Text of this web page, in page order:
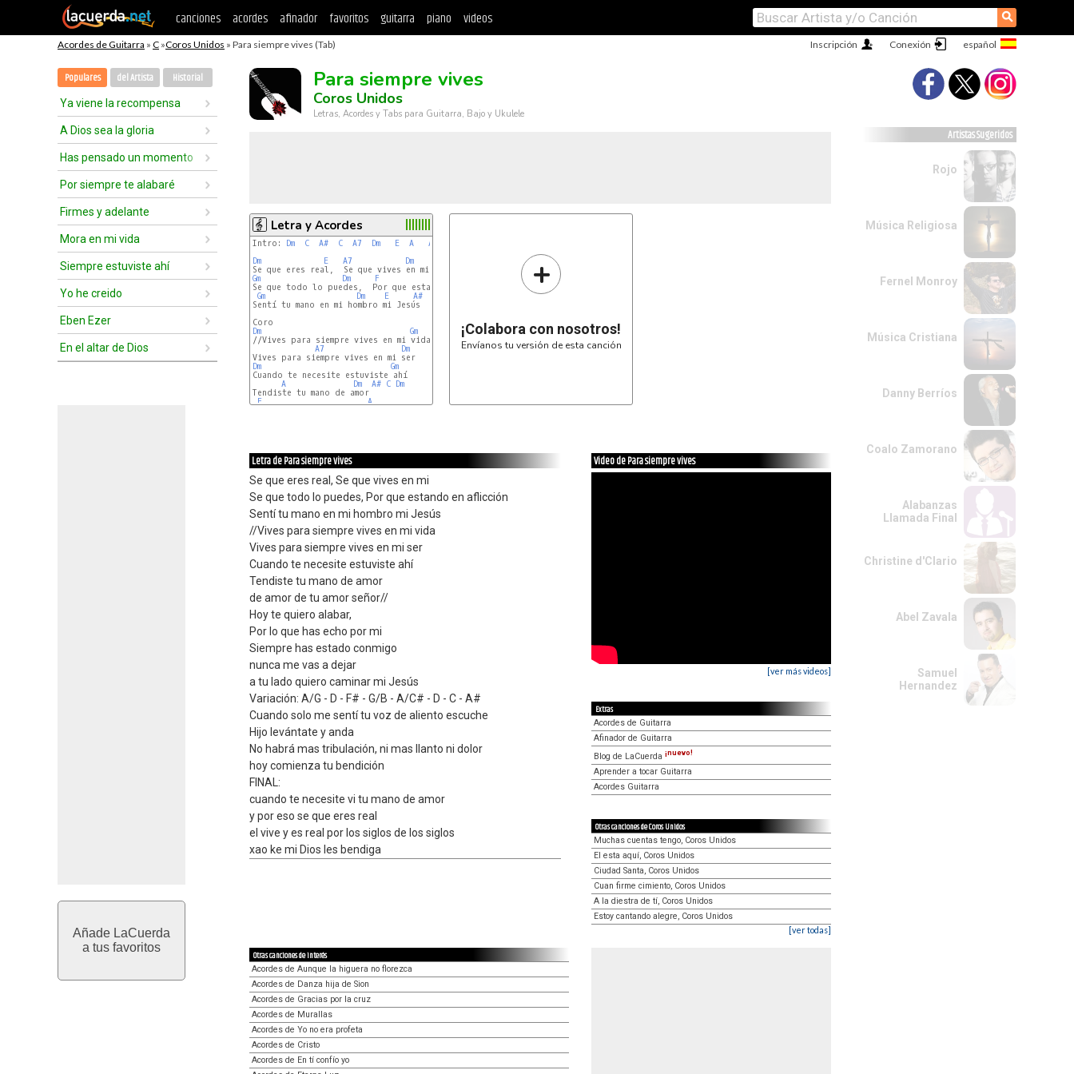
canciones acordes afinador favoritos guitarra piano videos ⚲
Acordes de Guitarra » C »Coros Unidos » Para siempre vives (Tab) Conexión
Inscripción
Populares del Artista Historial
Ya viene la recompensa
A Dios sea la gloria
Has pensado un momento
Por siempre te alabaré
Firmes y adelante
Mora en mi vida
Siempre estuviste ahí
Yo he creido
Eben Ezer
En el altar de Dios
Añade LaCuerda
a tus favoritos
Para siempre vives
Coros Unidos
Letras, Acordes y Tabs para Guitarra, Bajo y Ukulele
Letra y Acordes
Intro: Dm C A# C A7 Dm E A A7
Dm
E A7
Dm
Gm
Dm F
Se que todo lo puedes,  Por que estando en aflicción
Gm
Dm E A#
Sentí tu mano en mi hombro mi Jesús
Dm
Gm
//Vives para siempre vives en mi vida
A7
Dm
Dm
Gm
Cuando te necesite estuviste ahí
A
Dm A# C Dm
Tendiste tu mano de amor
E
A
+
¡Colabora con nosotros!
Envíanos tu versión de esta canción
Letra de Para siempre vives
Se que eres real, Se que vives en mi
Se que todo lo puedes, Por que estando en aflicción
Sentí tu mano en mi hombro mi Jesús
//Vives para siempre vives en mi vida
Vives para siempre vives en mi ser
Cuando te necesite estuviste ahí
Tendiste tu mano de amor
de amor de tu amor señor//
Hoy te quiero alabar,
Por lo que has echo por mi
Siempre has estado conmigo
nunca me vas a dejar
a tu lado quiero caminar mi Jesús
Variación: A/G - D - F# - G/B - A/C# - D - C - A#
Cuando solo me sentí tu voz de aliento escuche
Hijo levántate y anda
No habrá mas tribulación, ni mas llanto ni dolor
hoy comienza tu bendición
FINAL:
cuando te necesite vi tu mano de amor
y por eso se que eres real
el vive y es real por los siglos de los siglos
xao ke mi Dios les bendiga
Video de Para siempre vives
[ver más videos]
Extras
Acordes de Guitarra
Afinador de Guitarra
Blog de LaCuerda ¡nuevo!
Aprender a tocar Guitarra
Acordes Guitarra
Otras canciones de Coros Unidos
Muchas cuentas tengo, Coros Unidos
El esta aquí, Coros Unidos
Ciudad Santa, Coros Unidos
Cuan firme cimiento, Coros Unidos
A la diestra de tí, Coros Unidos
Estoy cantando alegre, Coros Unidos
[ver todas]
Otras canciones de interés
Acordes de Aunque la higuera no florezca
Acordes de Danza hija de Sion
Acordes de Gracias por la cruz
Acordes de Murallas
Acordes de Yo no era profeta
Acordes de Cristo
Acordes de En tí confío yo
Artistas Sugeridos
Rojo
Música Religiosa
Fernel Monroy
Música Cristiana
Danny Berríos
Coalo Zamorano
Alabanzas
Llamada Final
Christine d'Clario
Abel Zavala
Samuel
Hernandez